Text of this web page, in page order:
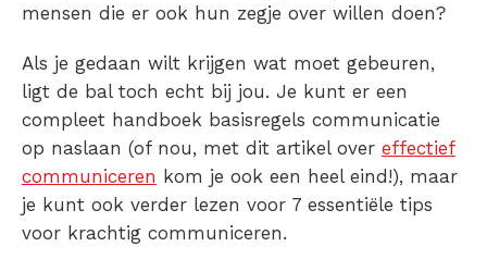
mensen die er ook hun zegje over willen doen?
Als je gedaan wilt krijgen wat moet gebeuren,
ligt de bal toch echt bij jou. Je kunt er een
compleet handboek basisregels communicatie
op naslaan (of nou, met dit artikel over effectief
communiceren kom je ook een heel eind!), maar
je kunt ook verder lezen voor 7 essentiële tips
voor krachtig communiceren.